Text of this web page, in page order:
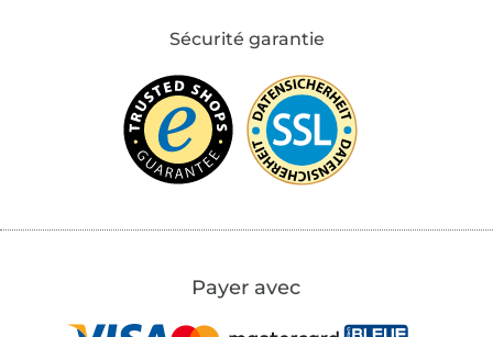
Sécurité garantie
Payer avec